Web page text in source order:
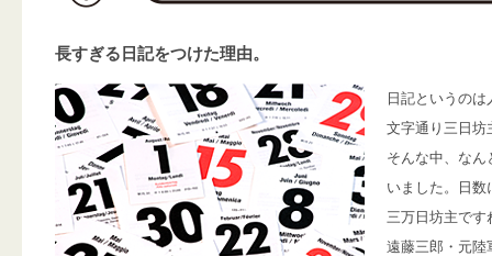
長すぎる日記をつけた理由。
日記というの
文字通り三日坊
そんな中、なん
いました。日数
三万日坊主です
遠藤三郎・元陸